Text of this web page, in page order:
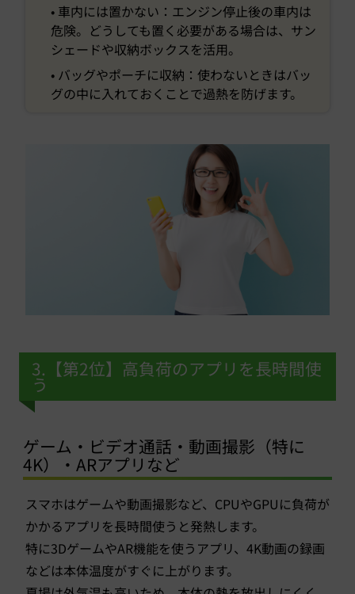
• 車内には置かない：エンジン停止後の車内は
危険。どうしても置く必要がある場合は、サン
シェードや収納ボックスを活用。
• バッグやポーチに収納：使わないときはバッ
グの中に入れておくことで過熱を防げます。
3.【第2位】高負荷のアプリを長時間使
う
ゲーム・ビデオ通話・動画撮影（特に
4K）・ARアプリなど
スマホはゲームや動画撮影など、CPUやGPUに負荷が
かかるアプリを長時間使うと発熱します。
特に3DゲームやAR機能を使うアプリ、4K動画の録画
などは本体温度がすぐに上がります。